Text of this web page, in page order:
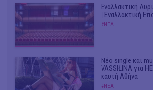
Εναλλακτική
| Εναλλακτική
#ΝΕΑ
Νέο single και
VASSIŁINA για
καυτή Αθήνα
#ΝΕΑ